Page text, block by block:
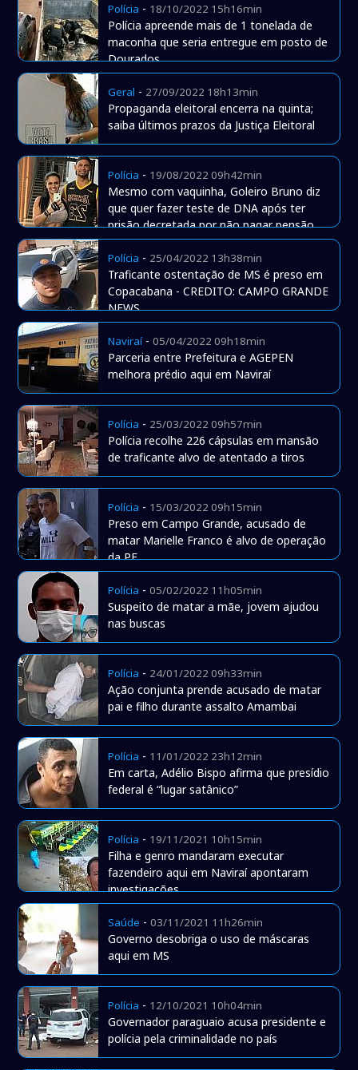
Polícia - 18/10/2022 15h16min
Polícia apreende mais de 1 tonelada de
maconha que seria entregue em posto de
Dourados
Geral - 27/09/2022 18h13min
Propaganda eleitoral encerra na quinta;
saiba últimos prazos da Justiça Eleitoral
Polícia - 19/08/2022 09h42min
Mesmo com vaquinha, Goleiro Bruno diz
que quer fazer teste de DNA após ter
prisão decretada por não pagar pensão
Polícia - 25/04/2022 13h38min
Traficante ostentação de MS é preso em
Copacabana - CREDITO: CAMPO GRANDE
NEWS
Naviraí-05/04/2022 09h18min
Parceria entre Prefeitura e AGEPEN
melhora prédio aqui em Naviraí
Polícia - 25/03/2022 09h57min
Polícia recolhe 226 cápsulas em mansão
de traficante alvo de atentado a tiros
Polícia - 15/03/2022 09h15min
Preso em Campo Grande, acusado de
matar Marielle Franco é alvo de operação
da PF
Polícia -05/02/2022 11h05min
Suspeito de matar a mãe, jovem ajudou
nas buscas
Polícia - 24/01/2022 09h33min
Ação conjunta prende acusado de matar
pai e filho durante assalto Amambai
Polícia - 11/01/2022 23h12min
Em carta, Adélio Bispo afirma que presídio
federal é “lugar satânico”
Polícia - 19/11/2021 10h15min
Filha e genro mandaram executar
fazendeiro aqui em Naviraí apontaram
investigações
Saúde -03/11/2021 11h26min
Governo desobriga o uso de máscaras
aqui em MS
Polícia - 12/10/2021 10h04min
Governador paraguaio acusa presidente e
polícia pela criminalidade no país